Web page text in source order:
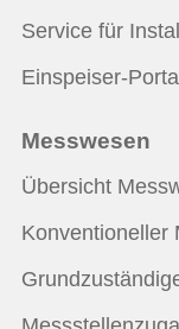
Service für
Einspeiser-Portal
Messwesen
Übersicht
Konventioneller